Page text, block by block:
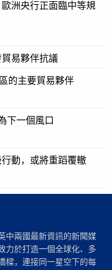
洲央行正面臨中等規
易夥伴抗議
的主要貿易夥伴
下一個風口
動，或將重蹈覆轍
中兩國最新資訊的新聞媒
力於打造一個全球化、多
樑，連接同一星空下的每